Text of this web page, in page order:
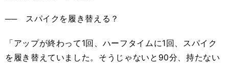
── スパイクを履き替える？
「アップが終わって1回、ハーフタイムに1回、スパイク
を履き替えていました。そうじゃないと90分、持たない